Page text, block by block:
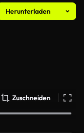
Herunterladen
Zuschneiden